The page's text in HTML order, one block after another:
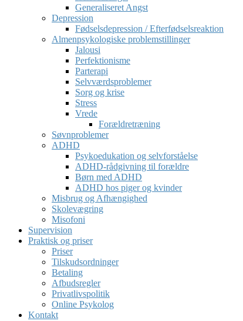
Generaliseret Angst
Depression
Fødselsdepression / Efterfødselsreaktion
Almenpsykologiske problemstillinger
Jalousi
Perfektionisme
Parterapi
Selvværdsproblemer
Sorg og krise
Stress
Vrede
Forældretræning
Søvnproblemer
ADHD
Psykoedukation og selvforståelse
ADHD-rådgivning til forældre
Børn med ADHD
ADHD hos piger og kvinder
Misbrug og Afhængighed
Skolevægring
Misofoni
Supervision
Praktisk og priser
Priser
Tilskudsordninger
Betaling
Afbudsregler
Privatlivspolitik
Online Psykolog
Kontakt